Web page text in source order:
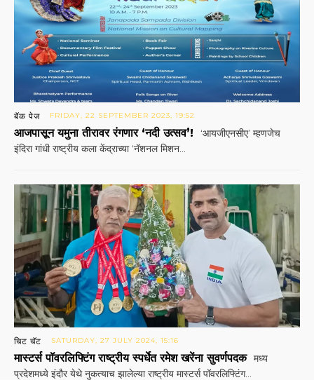
बॅक पेज FRIDAY, 22 SEPTEMBER 2023, 19:52
आजपासून यमुना तीरावर रंगणार ‘नदी उत्सव’!
‘आयजीएनसीए’ म्हणजेच
इंदिरा गांधी राष्‍ट्रीय कला केंद्राच्या ‘नॅशनल मिशन...
चिट चॅट SATURDAY, 27 JULY 2024, 15:16
मास्टर्स पॉवरलिफ्टिंग राष्ट्रीय स्पर्धेत रमेश खरेंना सुवर्णपदक मध्य
प्रदेशमध्ये इंदौर येथे नुकत्याच झालेल्या राष्ट्रीय मास्टर्स पॉवरलिफ्टिंग...